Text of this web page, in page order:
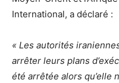
International, a déclaré :
« Les autorités
arrêter leurs plans
été arrêtée alors qu’elle